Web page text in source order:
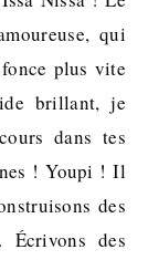
qui
plus vite
brillant, je
dans tes
! Youpi ! Il
des
Écrivons des